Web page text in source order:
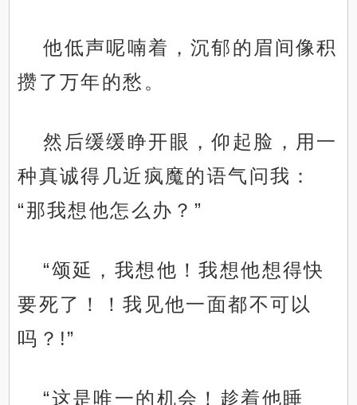
他低声呢喃着，沉郁的眉间像积
攒了万年的愁。
然后缓缓睁开眼，仰起脸，用一
种真诚得几近疯魔的语气问我：
“那我想他怎么办？”
“颂延，我想他！我想他想得快
要死了！！我见他一面都不可以
吗？!”
“这是唯一的机会！趁着他睡